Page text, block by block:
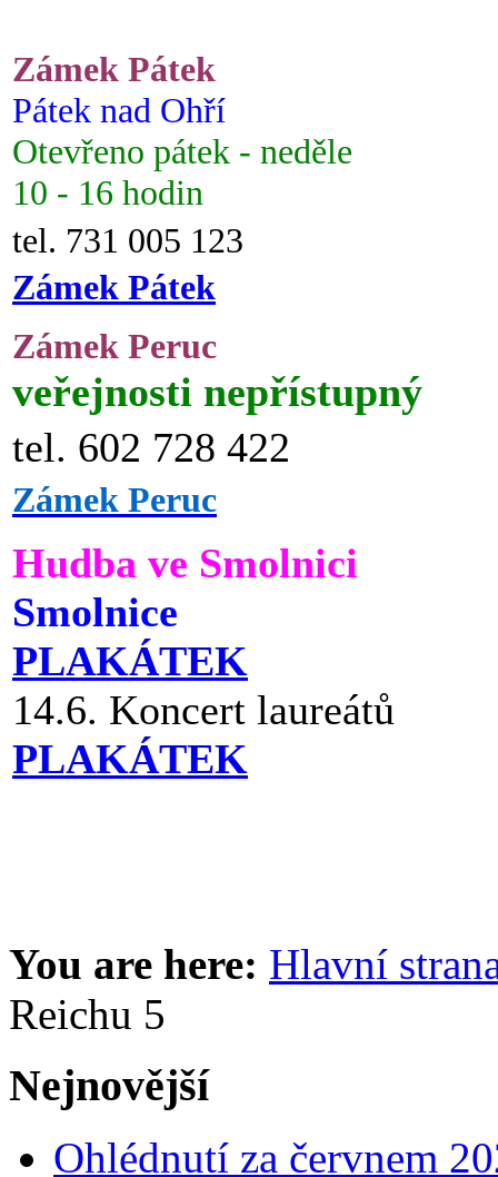
Zámek Pátek
Pátek nad Ohří
Otevřeno pátek - neděle
10 - 16 hodin
tel. 731 005 123
Zámek Pátek
Zámek Peruc
veřejnosti nepřístupný
tel. 602 728 422
Zámek Peruc
Hudba ve Smolnici
Smolnice
PLAKÁTEK
14.6. Koncert laureátů
PLAKÁTEK
You are here: Hlavní
Reichu 5
Nejnovější
Ohlédnutí za červnem